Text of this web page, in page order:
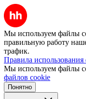
Мы используем файлы
правильную работу
трафик.
Правила
Мы используем файлы
файлов cookie
Понятно